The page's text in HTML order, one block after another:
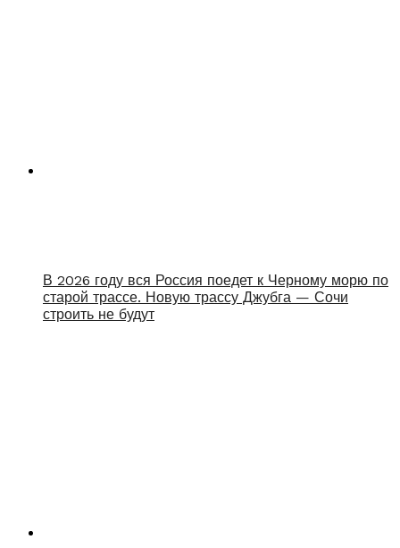
В 2026 году вся Россия поедет к Черному морю по
старой трассе. Новую трассу Джубга — Сочи
строить не будут